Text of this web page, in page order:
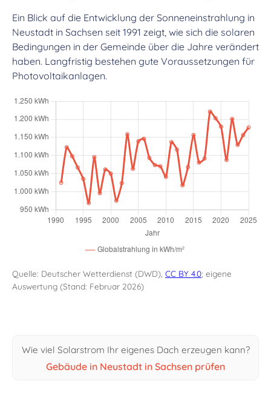
Ein Blick auf die Entwicklung der Sonneneinstrahlung in
Neustadt in Sachsen seit 1991 zeigt, wie sich die solaren
Bedingungen in der Gemeinde über die Jahre verändert
haben. Langfristig bestehen gute Voraussetzungen für
Photovoltaikanlagen.
Quelle: Deutscher Wetterdienst (DWD), CC BY 4.0; eigene
Auswertung (Stand: Februar 2026)
Wie viel Solarstrom Ihr eigenes Dach erzeugen kann?
Gebäude in Neustadt in Sachsen prüfen